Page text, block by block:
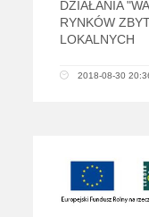
DZIAŁANIA
RYNKÓW
LOKALNYCH
2018-08-30